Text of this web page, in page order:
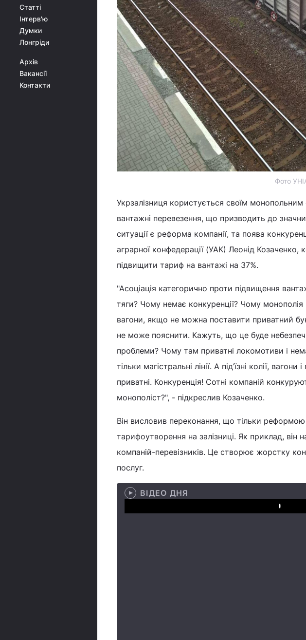
Статті
Інтерв'ю
Думки
Лонгріди
Архів
Вакансії
Контакти
Фото
Укрзалізниця користується своїм
вантажні перевезення, що призводить до
ситуації є реформа компанії, та поява
аграрної конфедерації (УАК) Леонід Козаченко,
підвищити тариф на вантажі на 37%.
"Асоціація категорично проти підвищення
тяги? Чому немає конкуренції? Чому
вагони, якщо не можна поставити приватний
не може пояснити. Кажуть, що це буде
проблеми? Чому там приватні локомотиви і
тільки магістральні лінії. А під’їзні колії,
приватні. Конкуренція! Сотні компаній
монополіст?", - підкреслив Козаченко.
Він висловив переконання, що тільки
тарифоутворення на залізниці. Як приклад, він
компаній-перевізників. Це створює жорстку
послуг.
ВІДЕО ДНЯ
Play